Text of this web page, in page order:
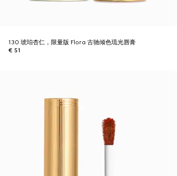
130 琥珀杏仁，限量版 Flora 古驰倾色琉光唇膏
€ 51